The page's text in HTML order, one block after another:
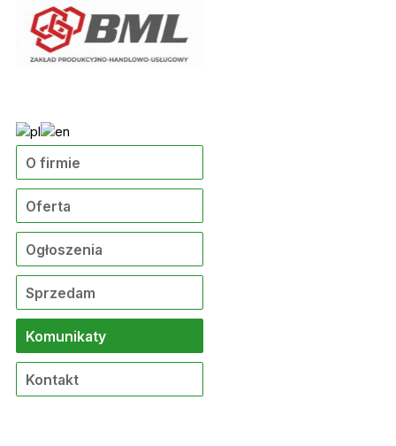
O firmie
Oferta
Ogłoszenia
Sprzedam
Komunikaty
Kontakt